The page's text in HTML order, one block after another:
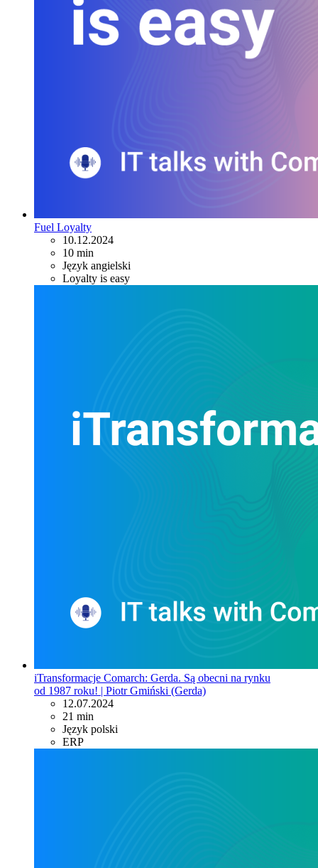
Fuel Loyalty
10.12.2024
10 min
Język angielski
Loyalty is easy
iTransformacje Comarch: Gerda. Są obecni na rynku
od 1987 roku! | Piotr Gmiński (Gerda)
12.07.2024
21 min
Język polski
ERP